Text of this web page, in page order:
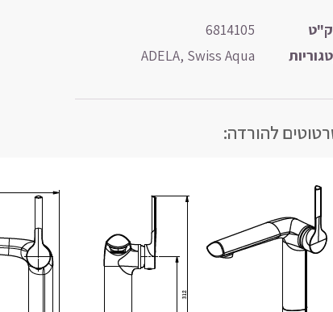
6814105
ADELA, Swiss Aqua
להורדה: